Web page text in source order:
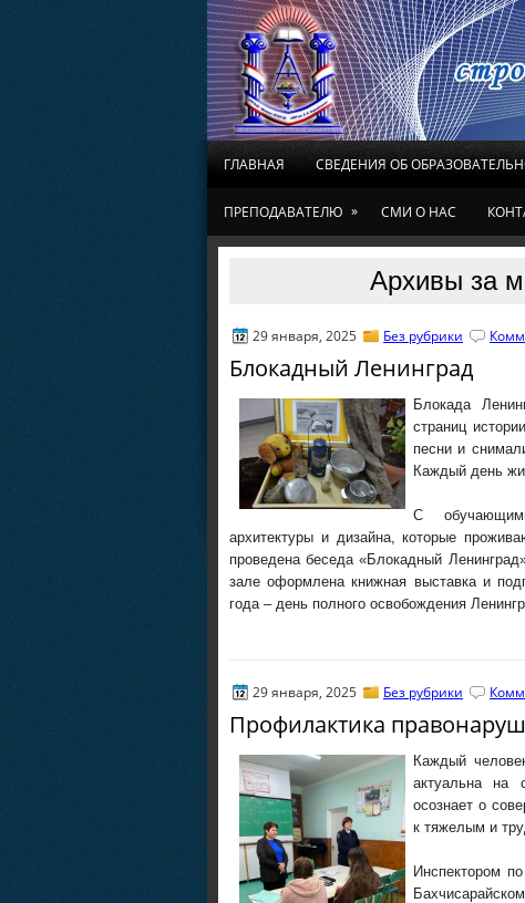
ГЛАВНАЯ СВЕДЕНИЯ ОБ
ПРЕПОДАВАТЕЛЮ » СМИ О НАС
Архивы за
29 января, 2025 Без рубрики
Блокадный Ленинград
Блокада
страниц
песни и
Каждый день
С
архитектуры и дизайна, которые
проведена беседа «Блокадный
зале оформлена книжная выставка и
года – день полного освобождения
29 января, 2025 Без рубрики
Профилактика
Каждый
актуальна на
осознает о
к тяжелым и
Инспектором